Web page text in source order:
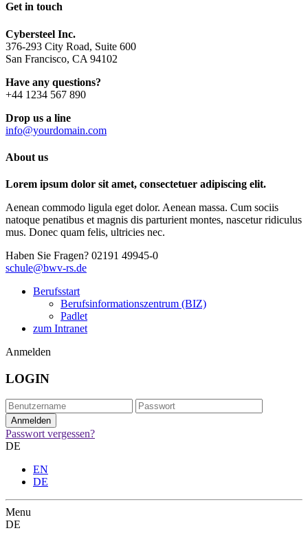
Get in touch
Cybersteel Inc.
376-293 City Road, Suite 600
San Francisco, CA 94102
Have any questions?
+44 1234 567 890
Drop us a line
info@yourdomain.com
About us
Lorem ipsum dolor sit amet, consectetuer adipiscing elit.
Aenean commodo ligula eget dolor. Aenean massa. Cum sociis
natoque penatibus et magnis dis parturient montes, nascetur ridiculus
mus. Donec quam felis, ultricies nec.
Haben Sie Fragen? 02191 49945-0
schule@bwv-rs.de
Berufsstart
Berufsinformationszentrum (BIZ)
Padlet
zum Intranet
Anmelden
LOGIN
Passwort vergessen?
DE
EN
DE
Menu
DE